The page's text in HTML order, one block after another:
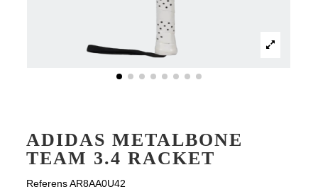
ADIDAS METALBONE
TEAM 3.4 RACKET
Referens AR8AA0U42